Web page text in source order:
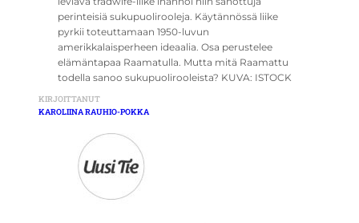
perinteisiä sukupuolirooleja. Käytännössä liike
pyrkii toteuttamaan 1950-luvun
amerikkalaisperheen ideaalia. Osa perustelee
elämäntapaa Raamatulla. Mutta mitä Raamattu
todella sanoo sukupuolirooleista? KUVA: ISTOCK
KIRJOITTANUT
KAROLIINA RAUHIO-POKKA